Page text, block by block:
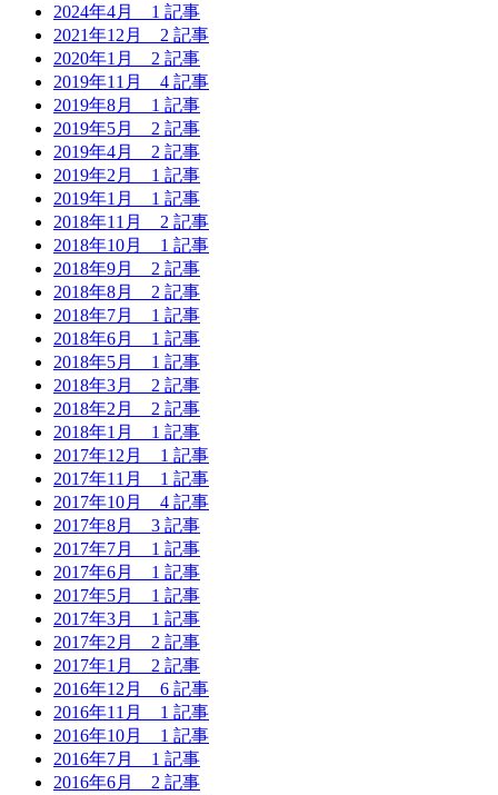
2024年4月 1 記事
2021年12月 2 記事
2020年1月 2 記事
2019年11月 4 記事
2019年8月 1 記事
2019年5月 2 記事
2019年4月 2 記事
2019年2月 1 記事
2019年1月 1 記事
2018年11月 2 記事
2018年10月 1 記事
2018年9月 2 記事
2018年8月 2 記事
2018年7月 1 記事
2018年6月 1 記事
2018年5月 1 記事
2018年3月 2 記事
2018年2月 2 記事
2018年1月 1 記事
2017年12月 1 記事
2017年11月 1 記事
2017年10月 4 記事
2017年8月 3 記事
2017年7月 1 記事
2017年6月 1 記事
2017年5月 1 記事
2017年3月 1 記事
2017年2月 2 記事
2017年1月 2 記事
2016年12月 6 記事
2016年11月 1 記事
2016年10月 1 記事
2016年7月 1 記事
2016年6月 2 記事